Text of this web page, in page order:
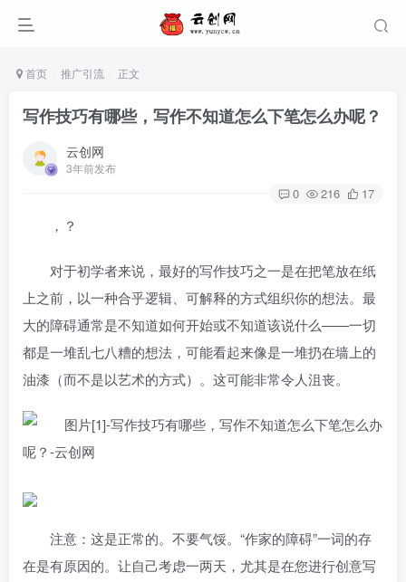
首页 推广引流 正文
写作技巧有哪些，写作不知道怎么下笔怎么办呢？
云创网
3年前发布
0 216 17
，？
对于初学者来说，最好的写作技巧之一是在把笔放在纸
上之前，以一种合乎逻辑、可解释的方式组织你的想法。最
大的障碍通常是不知道如何开始或不知道该说什么——一切
都是一堆乱七八糟的想法，可能看起来像是一堆扔在墙上的
油漆（而不是以艺术的方式）。这可能非常令人沮丧。
注意：这是正常的。不要气馁。“作家的障碍”一词的存
在是有原因的。让自己考虑一两天，尤其是在您进行创意写